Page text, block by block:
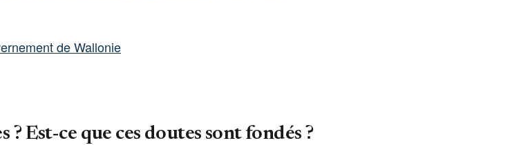
de Wallonie
? Est-ce que ces doutes sont fondés ?